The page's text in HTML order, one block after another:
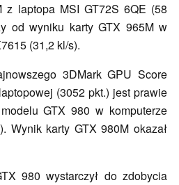
z laptopa MSI GT72S 6QE (58
od wyniku karty GTX 965M w
(31,2 kl/s).
3DMark GPU Score
(3052 pkt.) jest prawie
GTX 980 w komputerze
Wynik karty GTX 980M okazał
980 wystarczył do zdobycia